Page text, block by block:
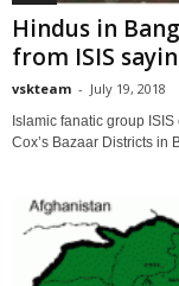
Hindus in
from ISIS
vskteam - July 19, 2018
Islamic fanatic group
Cox’s Bazaar Districts in